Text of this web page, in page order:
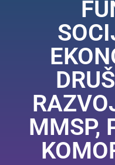
MMSP,